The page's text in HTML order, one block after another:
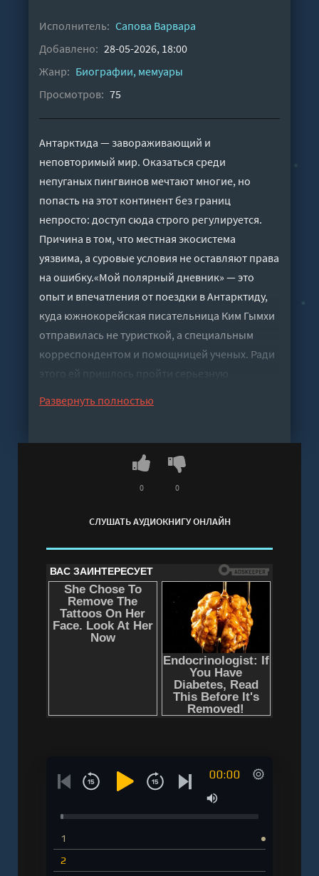
Исполнитель: Сапова Варвара
Добавлено: 28-05-2026, 18:00
Жанр: Биографии, мемуары
Просмотров: 75
Антарктида — завораживающий и
неповторимый мир. Оказаться среди
непуганых пингвинов мечтают многие, но
попасть на этот континент без границ
непросто: доступ сюда строго регулируется.
Причина в том, что местная экосистема
уязвима, а суровые условия не оставляют права
на ошибку.«Мой полярный дневник» — это
опыт и впечатления от поездки в Антарктиду,
куда южнокорейская писательница Ким Гымхи
отправилась не туристкой, а специальным
корреспондентом и помощницей ученых. Ради
этого ей пришлось пройти серьезную
цивилизацией.Ким Гымхи хорошо известна в
Южной Корее своими проникновенными
и тревоги современного человека. В
литературу она пришла в 2009 году и быстро
получила признание, выпустив с тех пор
множество рассказов и эссе.«Мой полярный
дневник» — не только хроника встреч с
людьми, поморниками и пингвинами. Это
яркий пример «исцеляющей прозы», где
источником внутренней опоры становится
загадочная и строгая земля, обладающая
редкой притягательностью.
Слушать аудиокнигу "Мой полярный дневник -
Развернуть полностью
СЛУШАТЬ АУДИОКНИГУ ОНЛАЙН
0 0
00:00
1
2